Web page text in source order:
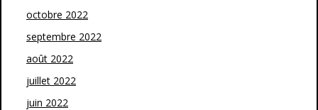
octobre 2022
septembre 2022
août 2022
juillet 2022
juin 2022